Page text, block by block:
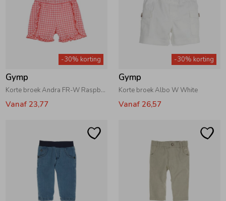
-30% korting
Gymp
Korte broek Andra FR-W Raspberry - White
Vanaf 23,77
-30% korting
Gymp
Korte broek Albo W White
Vanaf 26,57